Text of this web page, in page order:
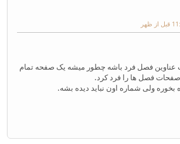
عناوین فصل فرد باشه چطور میشه یک صفحه تمام
صفحات فصل ها را فرد کرد.
بخوره ولی شماره اون نباید دیده بشه.